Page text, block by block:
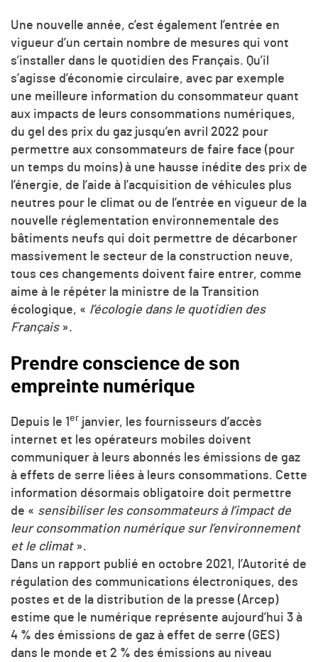
Une nouvelle année, c’est également l’entrée en
vigueur d’un certain nombre de mesures qui vont
s’installer dans le quotidien des Français. Qu’il
s’agisse d’économie circulaire, avec par exemple
une meilleure information du consommateur quant
aux impacts de leurs consommations numériques,
du gel des prix du gaz jusqu’en avril 2022 pour
permettre aux consommateurs de faire face (pour
un temps du moins) à une hausse inédite des prix de
l’énergie, de l’aide à l’acquisition de véhicules plus
neutres pour le climat ou de l’entrée en vigueur de la
nouvelle réglementation environnementale des
bâtiments neufs qui doit permettre de décarboner
massivement le secteur de la construction neuve,
tous ces changements doivent faire entrer, comme
aime à le répéter la ministre de la Transition
écologique, « l’écologie dans le quotidien des
Français».
Prendre conscience de son
empreinte numérique
Depuis le 1er janvier, les fournisseurs d’accès
internet et les opérateurs mobiles doivent
communiquer à leurs abonnés les émissions de gaz
à effets de serre liées à leurs consommations. Cette
information désormais obligatoire doit permettre
de « sensibiliser les consommateurs à l’impact de
leur consommation numérique sur l’environnement
et le climat».
Dans un rapport publié en octobre 2021, l’Autorité de
régulation des communications électroniques, des
postes et de la distribution de la presse (Arcep)
estime que le numérique représente aujourd’hui 3 à
4 % des émissions de gaz à effet de serre (GES)
dans le monde et 2 % des émissions au niveau